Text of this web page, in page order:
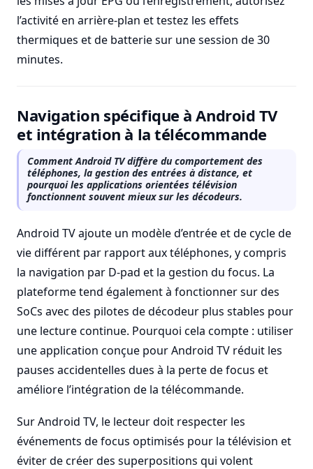
l’activité en arrière-plan et testez les effets
thermiques et de batterie sur une session de 30
minutes.
Navigation spécifique à Android TV
et intégration à la télécommande
Comment Android TV diffère du comportement des
téléphones, la gestion des entrées à distance, et
pourquoi les applications orientées télévision
fonctionnent souvent mieux sur les décodeurs.
Android TV ajoute un modèle d’entrée et de cycle de
vie différent par rapport aux téléphones, y compris
la navigation par D-pad et la gestion du focus. La
plateforme tend également à fonctionner sur des
SoCs avec des pilotes de décodeur plus stables pour
une lecture continue. Pourquoi cela compte : utiliser
une application conçue pour Android TV réduit les
pauses accidentelles dues à la perte de focus et
améliore l’intégration de la télécommande.
Sur Android TV, le lecteur doit respecter les
événements de focus optimisés pour la télévision et
éviter de créer des superpositions qui volent